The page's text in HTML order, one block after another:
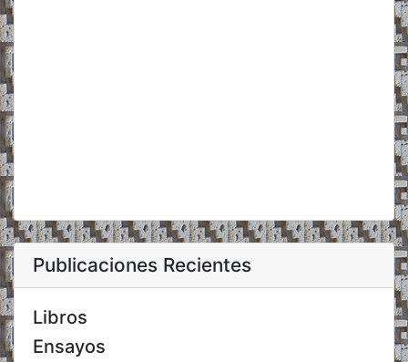
Publicaciones Recientes
Libros
Ensayos